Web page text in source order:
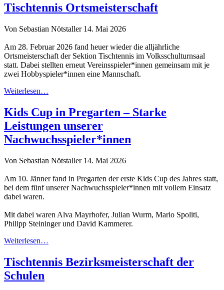
Tischtennis Ortsmeisterschaft
Von Sebastian Nötstaller 14. Mai 2026
Am 28. Februar 2026 fand heuer wieder die alljährliche
Ortsmeisterschaft der Sektion Tischtennis im Volksschulturnsaal
statt. Dabei stellten erneut Vereinsspieler*innen gemeinsam mit je
zwei Hobbyspieler*innen eine Mannschaft.
Weiterlesen…
Kids Cup in Pregarten – Starke
Leistungen unserer
Nachwuchsspieler*innen
Von Sebastian Nötstaller 14. Mai 2026
Am 10. Jänner fand in Pregarten der erste Kids Cup des Jahres statt,
bei dem fünf unserer Nachwuchsspieler*innen mit vollem Einsatz
dabei waren.
Mit dabei waren Alva Mayrhofer, Julian Wurm, Mario Spoliti,
Philipp Steininger und David Kammerer.
Weiterlesen…
Tischtennis Bezirksmeisterschaft der
Schulen